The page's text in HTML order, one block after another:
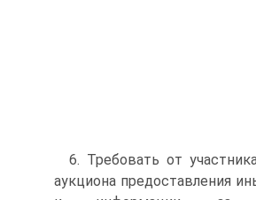
6. Требовать от
аукциона предоставления